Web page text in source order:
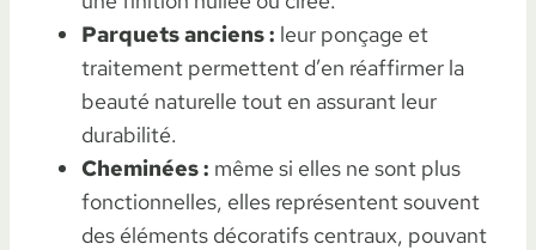
Parquets anciens : leur ponçage et
traitement permettent d’en réaffirmer la
beauté naturelle tout en assurant leur
durabilité.
Cheminées : même si elles ne sont plus
fonctionnelles, elles représentent souvent
des éléments décoratifs centraux, pouvant